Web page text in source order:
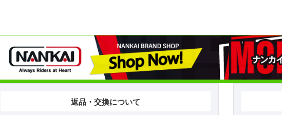
返品・交換について